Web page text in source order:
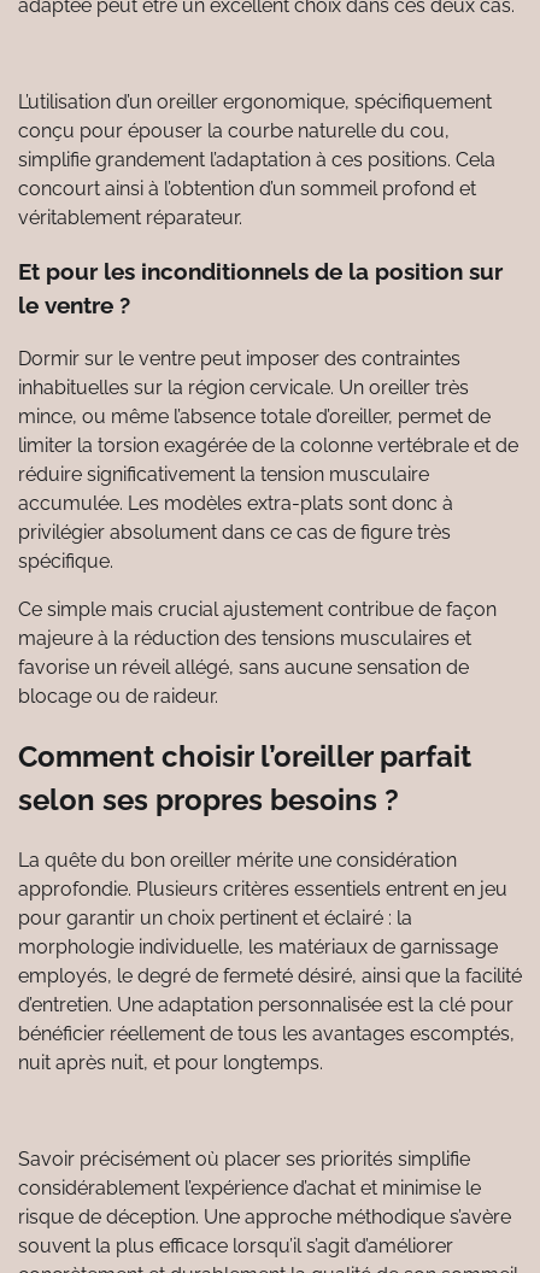
adaptée peut être un excellent choix dans ces deux cas.
L’utilisation d’un oreiller ergonomique, spécifiquement
conçu pour épouser la courbe naturelle du cou,
simplifie grandement l’adaptation à ces positions. Cela
concourt ainsi à l’obtention d’un sommeil profond et
véritablement réparateur.
Et pour les inconditionnels de la position sur
le ventre ?
Dormir sur le ventre peut imposer des contraintes
inhabituelles sur la région cervicale. Un oreiller très
mince, ou même l’absence totale d’oreiller, permet de
limiter la torsion exagérée de la colonne vertébrale et de
réduire significativement la tension musculaire
accumulée. Les modèles extra-plats sont donc à
privilégier absolument dans ce cas de figure très
spécifique.
Ce simple mais crucial ajustement contribue de façon
majeure à la réduction des tensions musculaires et
favorise un réveil allégé, sans aucune sensation de
blocage ou de raideur.
Comment choisir l’oreiller parfait
selon ses propres besoins ?
La quête du bon oreiller mérite une considération
approfondie. Plusieurs critères essentiels entrent en jeu
pour garantir un choix pertinent et éclairé : la
morphologie individuelle, les matériaux de garnissage
employés, le degré de fermeté désiré, ainsi que la facilité
d’entretien. Une adaptation personnalisée est la clé pour
bénéficier réellement de tous les avantages escomptés,
nuit après nuit, et pour longtemps.
Savoir précisément où placer ses priorités simplifie
considérablement l’expérience d’achat et minimise le
risque de déception. Une approche méthodique s’avère
souvent la plus efficace lorsqu’il s’agit d’améliorer